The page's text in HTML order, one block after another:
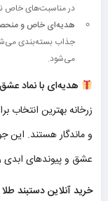
در مناسبت‌های خاص
هدیه‌ای خاص و
جذاب بسته‌بندی
می‌شود.
هدیه‌ای با نماد عشق
زرخانه بهترین
و ماندگار هستند. این
عشق و پیوندهای ابدی
خرید آنلاین دستبند